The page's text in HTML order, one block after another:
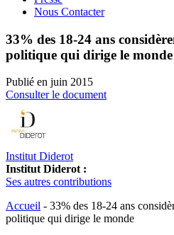
Nous Contacter
33% des 18-24 ans
politique qui dirige le monde
Publié en juin 2015
Consulter le document
Institut Diderot
Institut Diderot :
Ses autres contributions
Accueil - 33% des 18-24 ans
politique qui dirige le monde